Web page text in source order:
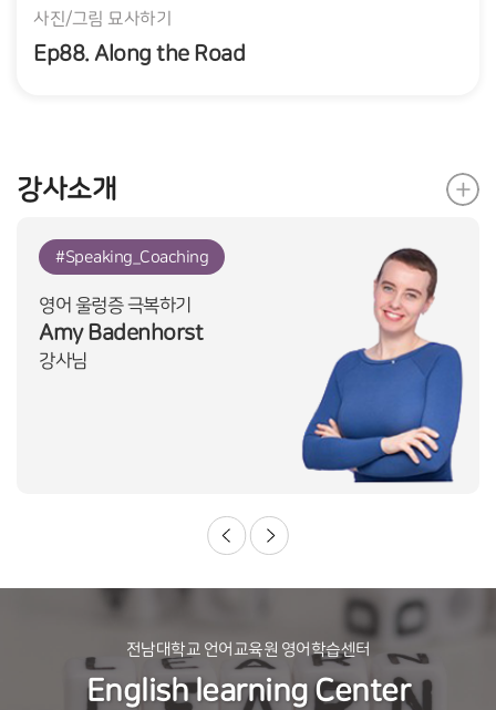
사진/그림 묘사하기
Ep88. Along the Road
강사소개
#Speaking_Coaching
영어 울렁증 극복하기
Amy Badenhorst
강사님
전남대학교 언어교육원 영어학습센터
English learning Center